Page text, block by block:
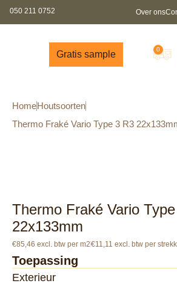
050 211 0752 Over ons
Gratis sample 0
HomeHoutsoorten
Thermo Fraké Vario Type 3 R3
Thermo Fraké Vario
22x133mm
€85,46 excl. btw per m2€11,11 excl. btw per
Toepassing
Exterieur